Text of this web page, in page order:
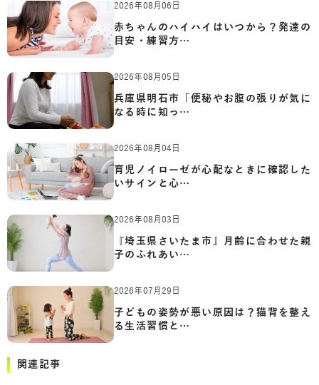
2026年08月06日
赤ちゃんのハイハイはいつから？発達の
目安・練習方…
2026年08月05日
兵庫県明石市「便秘やお腹の張りが気に
なる時に知っ…
2026年08月04日
育児ノイローゼが心配なときに確認した
いサインと心…
2026年08月03日
『埼玉県さいたま市』月齢に合わせた親
子のふれあい…
2026年07月29日
子どもの姿勢が悪い原因は？猫背を整え
る生活習慣と…
関連記事